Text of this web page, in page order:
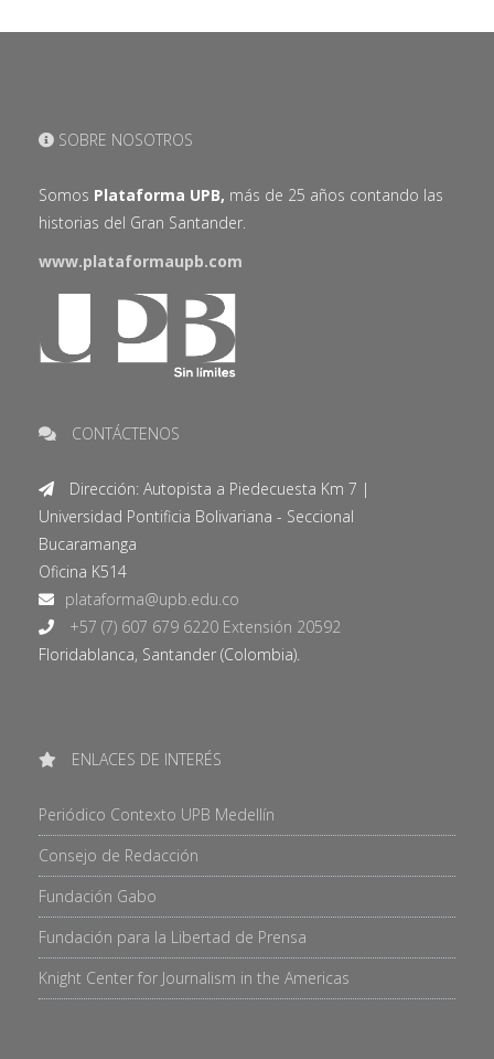
SOBRE NOSOTROS
Somos Plataforma UPB, más de 25 años contando las
historias del Gran Santander.
www.plataformaupb.com
CONTÁCTENOS
Dirección: Autopista a Piedecuesta Km 7 |
Universidad Pontificia Bolivariana - Seccional
Bucaramanga
Oficina K514
+57 (7) 607 679 6220 Extensión 20592
Floridablanca, Santander (Colombia).
ENLACES DE INTERÉS
Periódico Contexto UPB Medellín
Consejo de Redacción
Fundación Gabo
Fundación para la Libertad de Prensa
Knight Center for Journalism in the Americas